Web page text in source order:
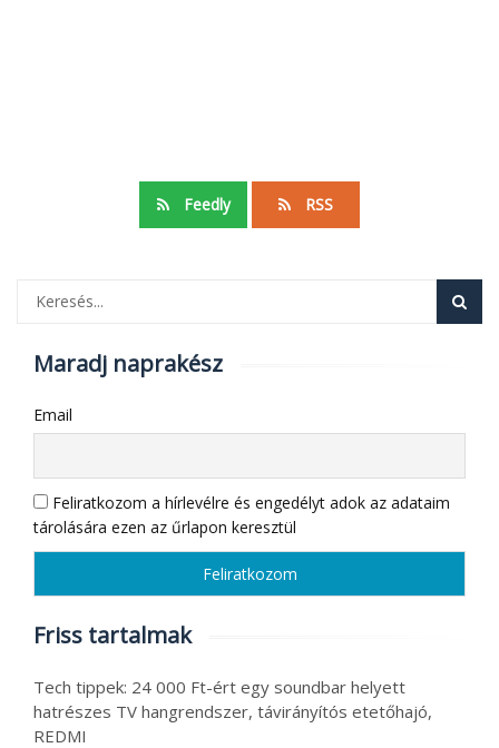
Feedly RSS
Maradj naprakész
Email
Feliratkozom a hírlevélre és engedélyt adok az adataim
tárolására ezen az űrlapon keresztül
Friss tartalmak
Tech tippek: 24 000 Ft-ért egy soundbar helyett
hatrészes TV hangrendszer, távirányítós etetőhajó,
REDMI